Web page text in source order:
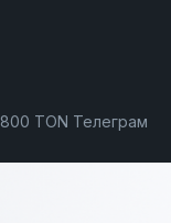
800 TON Телеграм